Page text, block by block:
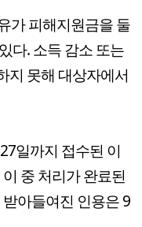
가 피해지원금을 둘
다. 소득 감소 또는
지 못해 대상자에서
일까지 접수된 이
중 처리가 완료된
아들여진 인용은 9